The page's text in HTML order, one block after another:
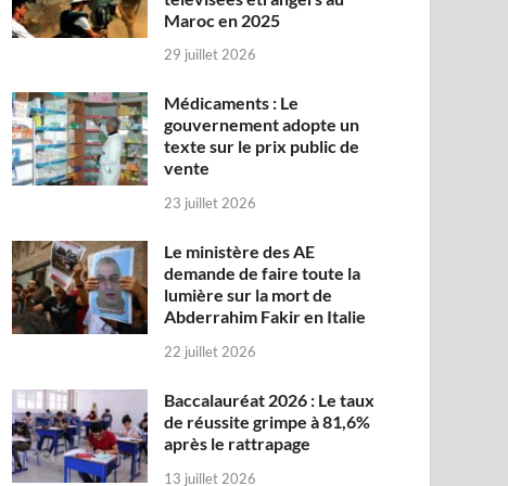
Maroc en 2025
29 juillet 2026
Médicaments : Le
gouvernement adopte un
texte sur le prix public de
vente
23 juillet 2026
Le ministère des AE
demande de faire toute la
lumière sur la mort de
Abderrahim Fakir en Italie
22 juillet 2026
Baccalauréat 2026 : Le taux
de réussite grimpe à 81,6%
après le rattrapage
13 juillet 2026